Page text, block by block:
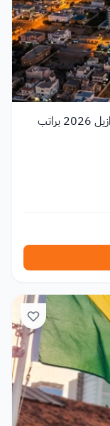
زمالة ما بعد الدكتوراه في جامعة UFABC بالبرازيل 2026 براتب